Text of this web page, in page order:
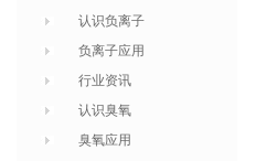
认识负离子
负离子应用
行业资讯
认识臭氧
臭氧应用